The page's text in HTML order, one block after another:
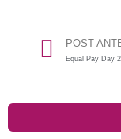
POST
Equal Pay Day